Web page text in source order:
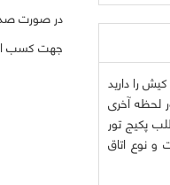
را دارید
لحظه آخری
پکیج تور
نوع اتاق
در صورت
جهت کسب